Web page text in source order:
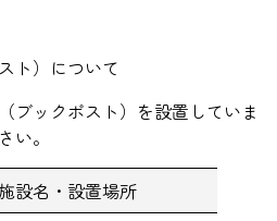
ト）について
ブックポスト）を設置していま
い。
設名・設置場所